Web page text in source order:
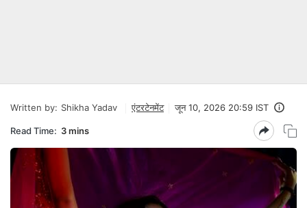
Written by: Shikha Yadav एंटरटेनमेंट जून 10, 2026 20:59 IST
Read Time: 3 mins